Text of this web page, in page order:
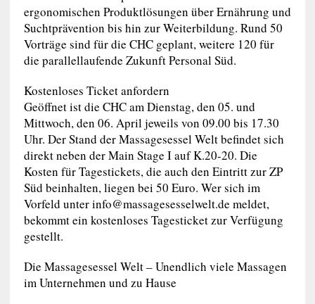
ergonomischen Produktlösungen über Ernährung und
Suchtprävention bis hin zur Weiterbildung. Rund 50
Vorträge sind für die CHC geplant, weitere 120 für
die parallellaufende Zukunft Personal Süd.
Kostenloses Ticket anfordern
Geöffnet ist die CHC am Dienstag, den 05. und
Mittwoch, den 06. April jeweils von 09.00 bis 17.30
Uhr. Der Stand der Massagesessel Welt befindet sich
direkt neben der Main Stage I auf K.20-20. Die
Kosten für Tagestickets, die auch den Eintritt zur ZP
Süd beinhalten, liegen bei 50 Euro. Wer sich im
Vorfeld unterinfo@massagesesselwelt.de meldet,
bekommt ein kostenloses Tagesticket zur Verfügung
gestellt.
Die Massagesessel Welt – Unendlich viele Massagen
im Unternehmen und zu Hause